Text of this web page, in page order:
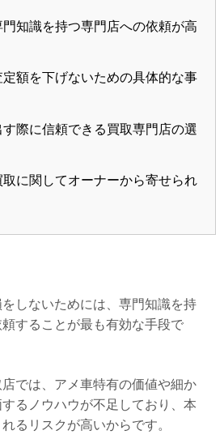
知識を持つ専門店への依頼が高
額を下げないための具体的な事
際に信頼できる買取専門店の選
に関してオーナーから寄せられ
しないためには、専門知識を持
することが最も有効な手段で
では、アメ車特有の価値や細か
るノウハウが不足しており、本
るリスクが高いからです。